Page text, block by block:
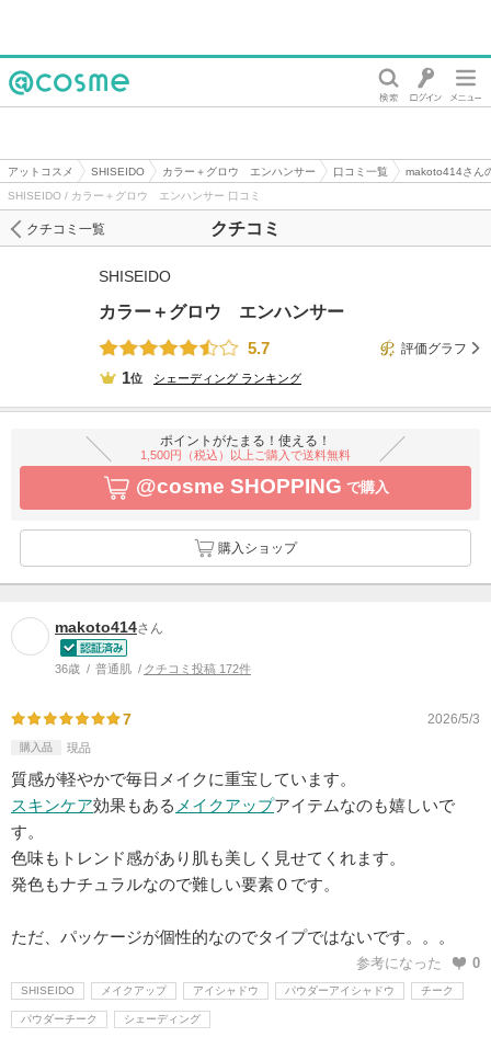
アットコスメ SHISEIDO カラー＋グロウ エンハンサー 口コミ一覧
makoto414さん
SHISEIDO / カラー＋グロウ エンハンサー 口コミ
クチコミ
クチコミ一覧
SHISEIDO
カラー＋グロウ エンハンサー
5.7
評価グラフ
1位 シェーディング ランキング
ポイントがたまる！使える！
1,500円（税込）以上ご購入で送料無料
@cosme SHOPPING で購入
購入ショップ
makoto414さん
36歳 普通肌 クチコミ投稿 172件
7 2026/5/3
購入品 現品
質感が軽やかで毎日メイクに重宝しています。
スキンケア効果もある メイクアップアイテムなのも嬉しいで
す。
色味もトレンド感があり肌も美しく見せてくれます。
発色もナチュラルなので難しい要素０です。
ただ、パッケージが個性的なのでタイプではないです。。。
参考になった 0
SHISEIDO メイクアップ アイシャドウ パウダーアイシャドウ チーク
パウダーチーク シェーディング